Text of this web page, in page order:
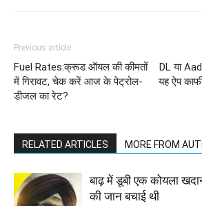
Previous article
Fuel Rates:क्रूड ऑयल की कीमतों
में गिरावट, चेक करें आज के पेट्रोल-
डीजल का रेट?
DL या
यह ऐप
RELATED ARTICLES MORE FROM
बाढ़ में डूबी एक कोयला
की जान बचाई थी